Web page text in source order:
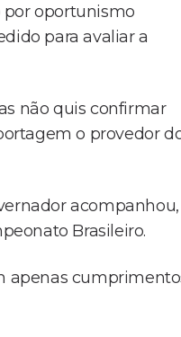
por oportunismo
para avaliar a
não quis confirmar
o provedor
acompanhou,
Brasileiro.
apenas